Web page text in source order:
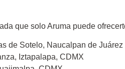
que solo Aruma puede
de Sotelo, Naucalpan de Juárez
Iztapalapa, CDMX